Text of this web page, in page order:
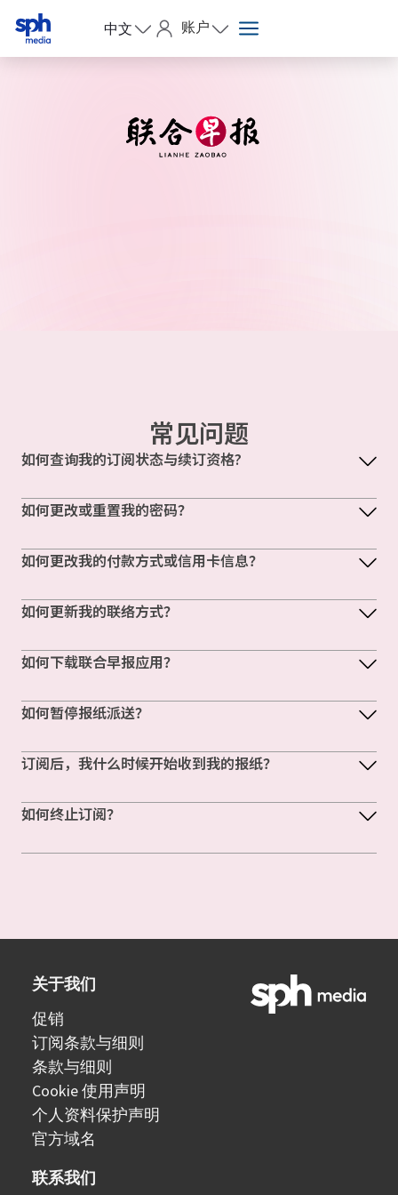
中文 账户
常见问题
如何查询我的订阅状态与续订资格?
如何更改或重置我的密码？
如何更改我的付款方式或信用卡信息？
如何更新我的联络方式？
如何下载联合早报应用？
如何暂停报纸派送？
订阅后，我什么时候开始收到我的报纸？
如何终止订阅？
关于我们
促销
订阅条款与细则
条款与细则
Cookie 使用声明
个人资料保护声明
官方域名
联系我们